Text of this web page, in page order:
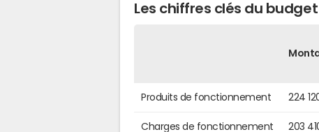
Les chiffres clés du
Produits de fonctionnement 224
Charges de fonctionnement 203